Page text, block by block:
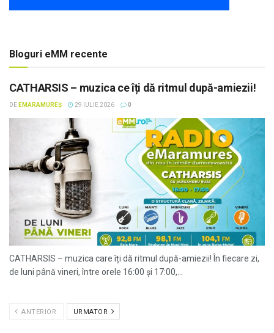
Bloguri eMM recente
CATHARSIS – muzica ce îți dă ritmul după-amiezii!
DE EMARAMUREȘ 29 IULIE 2026 0
CATHARSIS – muzica care îți dă ritmul după-amiezii! În fiecare zi,
de luni până vineri, între orele 16:00 și 17:00,...
ANTERIOR URMATOR